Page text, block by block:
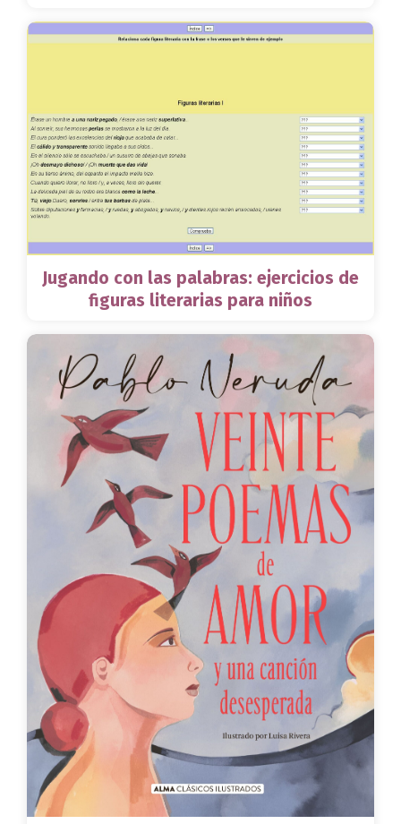
Jugando con las palabras: ejercicios de
figuras literarias para niños